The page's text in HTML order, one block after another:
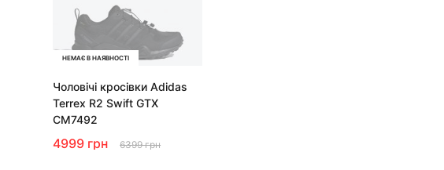
НЕМАЄ В НАЯВНОСТІ
Чоловічі кросівки Adidas
Terrex R2 Swift GTX
CM7492
4999 грн 6399 грн